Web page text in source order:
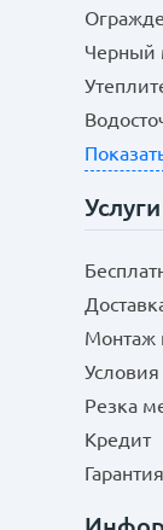
Черный
Услуги
Монтаж
Резка
Кредит